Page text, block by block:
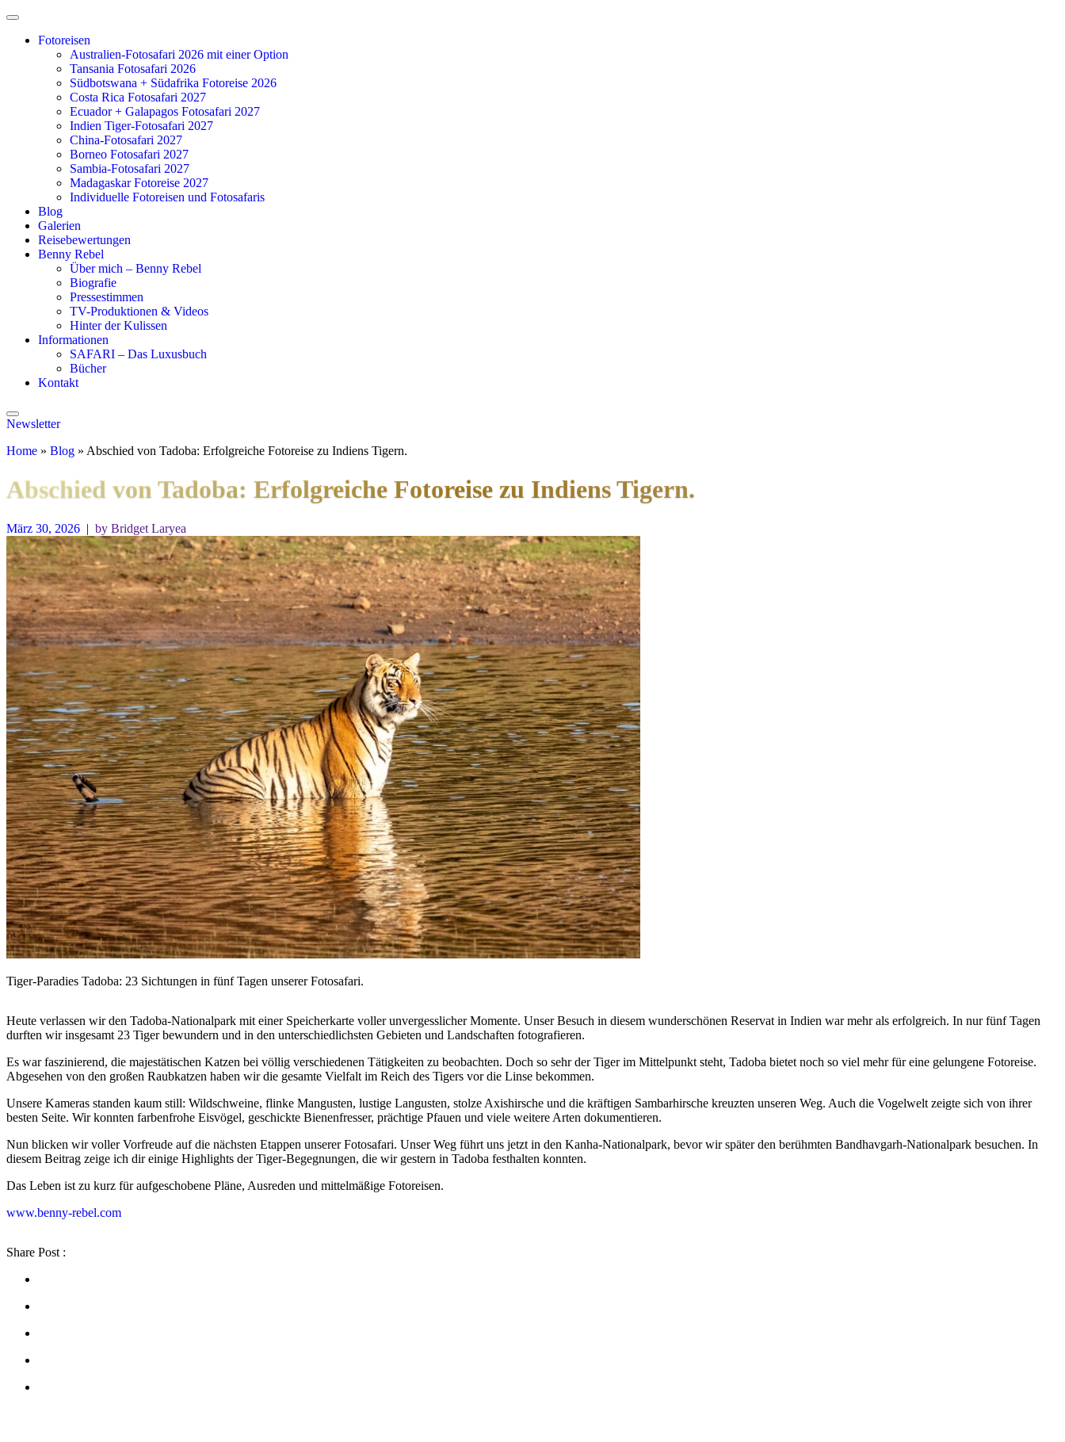
Zum
springenFotoreisen
Australien-Fotosafari 2026 mit einer Option
Tansania Fotosafari 2026
Südbotswana + Südafrika Fotoreise 2026
Costa Rica Fotosafari 2027
Ecuador + Galapagos Fotosafari 2027
Indien Tiger-Fotosafari 2027
China-Fotosafari 2027
Borneo Fotosafari 2027
Sambia-Fotosafari 2027
Madagaskar Fotoreise 2027
Individuelle Fotoreisen und Fotosafaris
Blog
Galerien
Reisebewertungen
Benny Rebel
Über mich – Benny Rebel
Biografie
Pressestimmen
TV-Produktionen & Videos
Hinter der Kulissen
Informationen
SAFARI – Das Luxusbuch
Bücher
Kontakt
Newsletter
Home » Blog » Abschied von Tadoba: Erfolgreiche Fotoreise zu Indiens Tigern.
Abschied von Tadoba: Erfolgreiche Fotoreise zu Indiens Tigern.
März 30, 2026 | by Bridget Laryea
Tiger-Paradies Tadoba: 23 Sichtungen in fünf Tagen unserer Fotosafari.
Heute verlassen wir den Tadoba-Nationalpark mit einer Speicherkarte voller unvergesslicher Momente. Unser Besuch in diesem wunderschönen Reservat in Indien war mehr als erfolgreich. In nur fünf Tagen
durften wir insgesamt 23 Tiger bewundern und in den unterschiedlichsten Gebieten und Landschaften fotografieren.
Es war faszinierend, die majestätischen Katzen bei völlig verschiedenen Tätigkeiten zu beobachten. Doch so sehr der Tiger im Mittelpunkt steht, Tadoba bietet noch so viel mehr für eine gelungene Fotoreise.
Abgesehen von den großen Raubkatzen haben wir die gesamte Vielfalt im Reich des Tigers vor die Linse bekommen.
Unsere Kameras standen kaum still: Wildschweine, flinke Mangusten, lustige Langusten, stolze Axishirsche und die kräftigen Sambarhirsche kreuzten unseren Weg. Auch die Vogelwelt zeigte sich von ihrer
besten Seite. Wir konnten farbenfrohe Eisvögel, geschickte Bienenfresser, prächtige Pfauen und viele weitere Arten dokumentieren.
Nun blicken wir voller Vorfreude auf die nächsten Etappen unserer Fotosafari. Unser Weg führt uns jetzt in den Kanha-Nationalpark, bevor wir später den berühmten Bandhavgarh-Nationalpark besuchen. In
diesem Beitrag zeige ich dir einige Highlights der Tiger-Begegnungen, die wir gestern in Tadoba festhalten konnten.
Das Leben ist zu kurz für aufgeschobene Pläne, Ausreden und mittelmäßige Fotoreisen.
www.benny-rebel.com
Share Post :